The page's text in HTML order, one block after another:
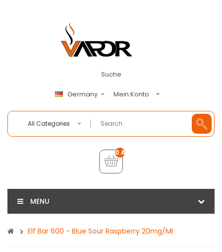
Suche
Germany Mein Konto
All Categories
0 Artikel - €0,00
MENU
Elf Bar 600 - Blue Sour Raspberry 20mg/ml